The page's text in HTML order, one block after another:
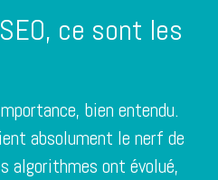
ce sont les
bien entendu.
absolument le nerf de
algorithmes ont évolué,